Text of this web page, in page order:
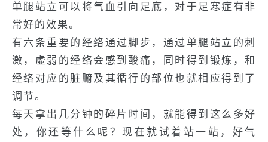
单腿站立可以将气血引向足底，对于足寒症有非
常好的效果。
有六条重要的经络通过脚步，通过单腿站立的刺
激，虚弱的经络会感到酸痛，同时得到锻炼，和
经络对应的脏腑及其循行的部位也就相应得到了
调节。
每天拿出几分钟的碎片时间，就能得到这么多好
处，你还等什么呢？现在就试着站一站，好气